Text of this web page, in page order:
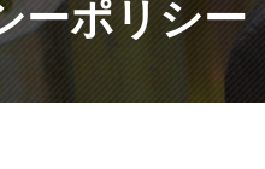
ーポリシー